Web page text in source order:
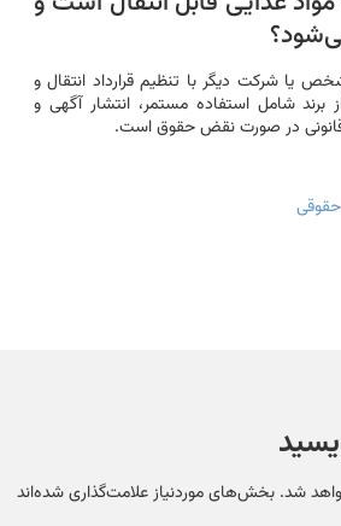
شخص یا شرکت دیگر با تنظیم قرارداد انتقال و
شامل استفاده مستمر، انتشار آگهی و
قانونی در صورت نقض حقوق است.
شد. بخش‌های موردنیاز علامت‌گذاری شده‌اند